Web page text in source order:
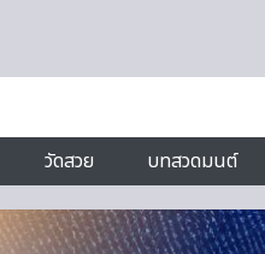
วัดสวย บทสวดมนต์